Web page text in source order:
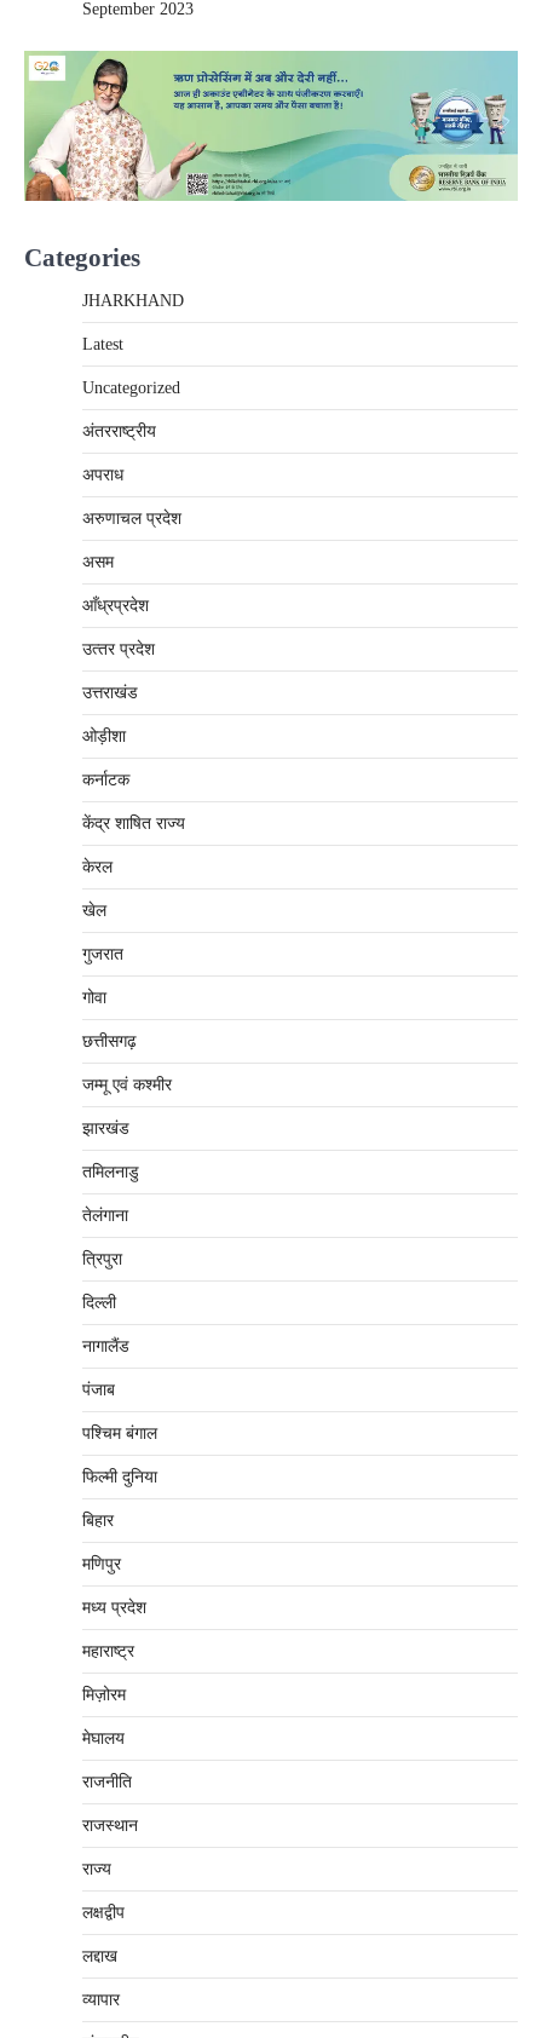
September 2023
Categories
JHARKHAND
Latest
Uncategorized
अंतरराष्‍ट्रीय
अपराध
अरुणाचल प्रदेश
असम
आँध्रप्रदेश
उत्‍तर प्रदेश
उत्तराखंड
ओड़ीशा
कर्नाटक
केंद्र शाषित राज्य
केरल
खेल
गुजरात
गोवा
छत्तीसगढ़
जम्‍मू एवं कश्‍मीर
झारखंड
तमिलनाडु
तेलंगाना
त्रिपुरा
दिल्‍ली
नागालैंड
पंजाब
पश्चिम बंगाल
फिल्मी दुनिया
बिहार
मणिपुर
मध्‍य प्रदेश
महाराष्‍ट्र
मिज़ोरम
मेघालय
राजनीति
राजस्थान
राज्य
लक्षद्वीप
लद्दाख
व्यापार